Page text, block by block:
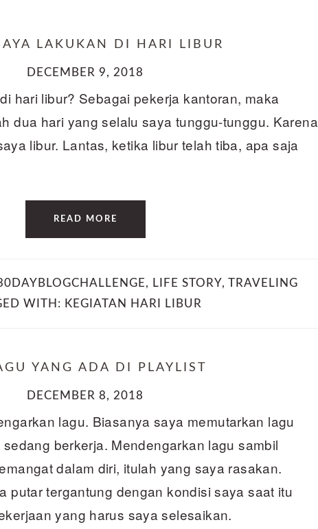
LAKUKAN DI HARI LIBUR
DECEMBER 9, 2018
hari libur? Sebagai pekerja kantoran, maka
dua hari yang selalu saya tunggu-tunggu. Karena
libur. Lantas, ketika libur telah tiba, apa saja
READ MORE
, LIFE STORY, TRAVELING
WITH: KEGIATAN HARI LIBUR
YANG ADA DI PLAYLIST
DECEMBER 8, 2018
lagu. Biasanya saya memutarkan lagu
berkerja. Mendengarkan lagu sambil
dalam diri, itulah yang saya rasakan.
putar tergantung dengan kondisi saya saat itu
yang harus saya selesaikan.